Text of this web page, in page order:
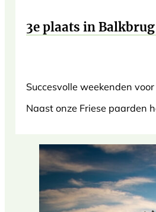
3e plaats in
Succesvolle weekenden
Naast onze Friese paarden